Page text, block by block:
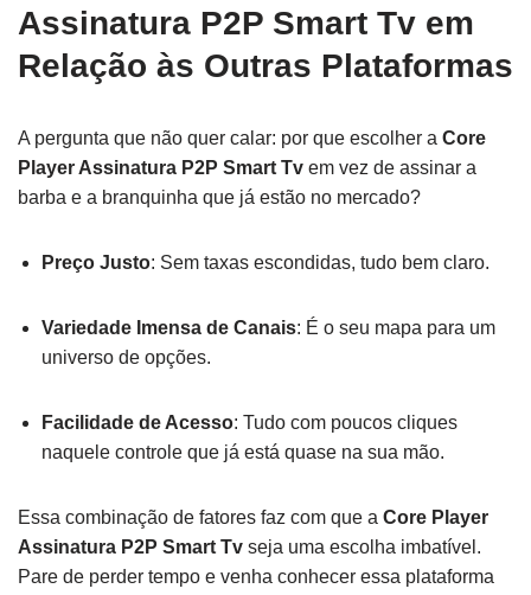
Assinatura P2P Smart Tv em
Relação às Outras Plataformas
A pergunta que não quer calar: por que escolher a Core
Player Assinatura P2P Smart Tv em vez de assinar a
barba e a branquinha que já estão no mercado?
Preço Justo: Sem taxas escondidas, tudo bem claro.
Variedade Imensa de Canais: É o seu mapa para um
universo de opções.
Facilidade de Acesso: Tudo com poucos cliques
naquele controle que já está quase na sua mão.
Essa combinação de fatores faz com que a Core Player
Assinatura P2P Smart Tv seja uma escolha imbatível.
Pare de perder tempo e venha conhecer essa plataforma